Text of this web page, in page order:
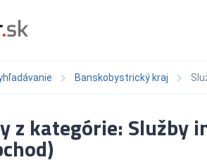
Banskobystrický kraj
z kategórie: Služby